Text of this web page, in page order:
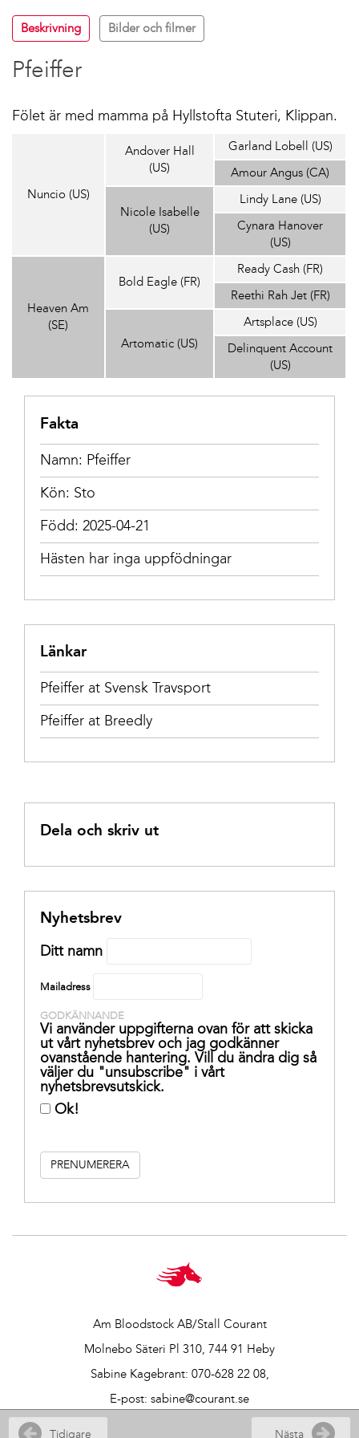
Beskrivning Bilder och filmer
Pfeiffer
Fölet är med mamma på Hyllstofta Stuteri, Klippan.
Nuncio (US)
Andover Hall
(US)
Garland Lobell (US)
Amour Angus (CA)
Nicole Isabelle
(US)
Lindy Lane (US)
Cynara Hanover
(US)
Heaven Am
(SE)
Bold Eagle (FR)
Ready Cash (FR)
Reethi Rah Jet (FR)
Artomatic (US)
Artsplace (US)
Delinquent Account
(US)
Fakta
Namn: Pfeiffer
Kön: Sto
Född: 2025-04-21
Hästen har inga uppfödningar
Länkar
Pfeiffer at Svensk Travsport
Pfeiffer at Breedly
Dela och skriv ut
Nyhetsbrev
Ditt namn
Mailadress
GODKÄNNANDE
Vi använder uppgifterna ovan för att skicka
ut vårt nyhetsbrev och jag godkänner
ovanstående hantering. Vill du ändra dig så
väljer du "unsubscribe" i vårt
nyhetsbrevsutskick.
Ok!
Am Bloodstock AB/Stall Courant
Molnebo Säteri Pl 310, 744 91 Heby
Sabine Kagebrant: 070-628 22 08,
E-post: sabine@courant.se